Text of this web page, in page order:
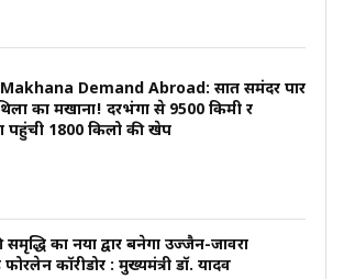
Demand Abroad: सात समंदर पार
का मखाना! दरभंगा से 9500 किमी दूर
पहुंची 1800 किलो की खेप
समृद्धि का नया द्वार बनेगा उज्जैन-जावरा
फोरलेन कॉरीडोर : मुख्यमंत्री डॉ. यादव